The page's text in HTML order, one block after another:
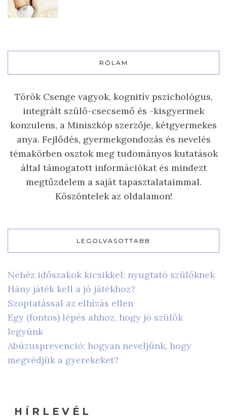
RÓLAM
Török Csenge vagyok, kognitív pszichológus,
integrált szülő-csecsemő és -kisgyermek
konzulens, a Miniszkóp szerzője, kétgyermekes
anya. Fejlődés, gyermekgondozás és nevelés
témakörben osztok meg tudományos kutatások
által támogatott információkat és mindezt
megtűzdelem a saját tapasztalataimmal.
Köszöntelek az oldalamon!
LEGOLVASOTTABB
Nehéz időszakok kicsikkel: nyugtató szülőknek
Hány játék kell a jó játékhoz?
Szoptatással az elhízás ellen
Egy (fontos) lépés ahhoz, hogy jó szülők
legyünk
Abúzusprevenció: hogyan neveljünk, hogy
megvédjük a gyerekeket?
H Í R L E V É L